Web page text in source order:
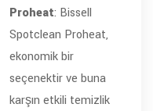
Proheat: Bissell
Spotclean Proheat,
ekonomik bir
seçenektir ve buna
karşın etkili temizlik